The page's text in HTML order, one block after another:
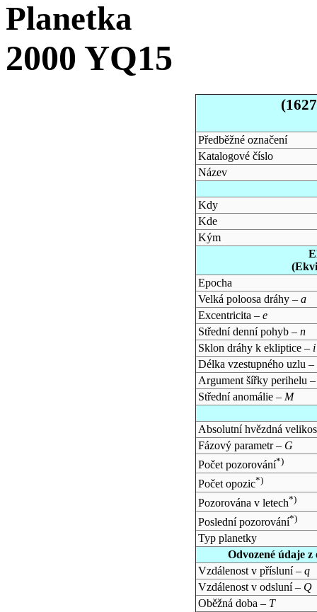
Planetka
2000 YQ15
Předběžné označení
Katalogové číslo
Název
Kdy
Kde
Kým
Epocha
Velká poloosa dráhy – a
Excentricita – e
Střední denní pohyb – n
Sklon dráhy k ekliptice – i
Délka vzestupného uzlu –
Argument šířky perihelu
Střední anomálie – M
Absolutní hvězdná
Fázový parametr – G
Počet pozorování*)
Počet opozic*)
Pozorována v letech*)
Poslední pozorování*)
Typ planetky
Odvozené údaje
Vzdálenost v přísluní – q
Vzdálenost v odsluní – Q
Oběžná doba – T